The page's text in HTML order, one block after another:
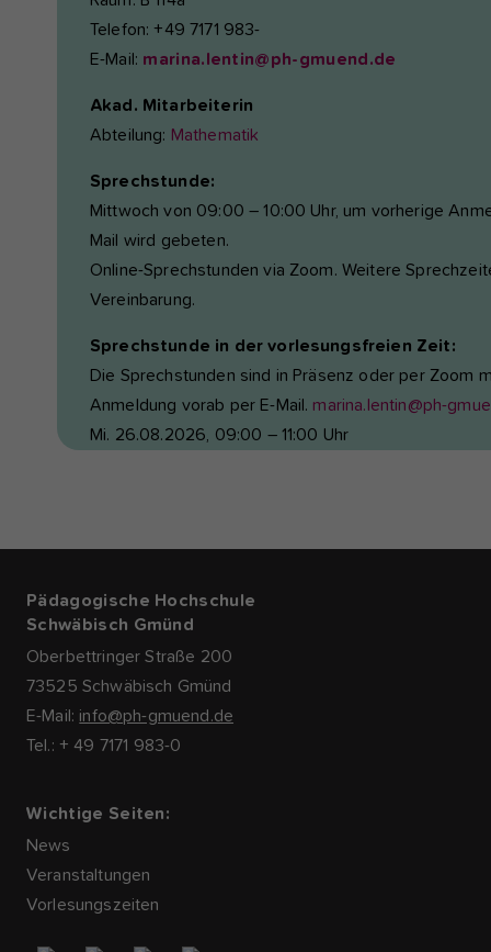
Telefon: +49 7171 983-
E-Mail: marina.lentin@ph-gmuend.de
Akad. Mitarbeiterin
Abteilung: Mathematik
Sprechstunde:
Mittwoch von 09:00 – 10:00 Uhr, um vorherige
Mail wird gebeten.
Online-Sprechstunden via Zoom. Weitere
Vereinbarung.
Sprechstunde in der vorlesungsfreien Zeit:
Die Sprechstunden sind in Präsenz oder per Zoom
Anmeldung vorab per E-Mail. marina.lentin@ph-
Mi. 26.08.2026, 09:00 – 11:00 Uhr
Pädagogische Hochschule
Schwäbisch Gmünd
Oberbettringer Straße 200
73525 Schwäbisch Gmünd
E-Mail: info@ph-gmuend.de
Tel.: + 49 7171 983-0
Wichtige Seiten:
News
Veranstaltungen
Vorlesungszeiten